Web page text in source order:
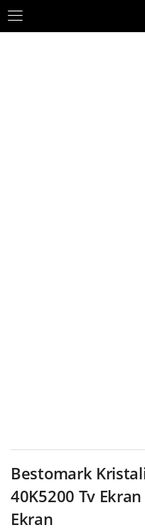
Bestomark
40K5200 Tv
Ekran